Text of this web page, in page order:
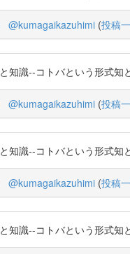
@kumagaikazuhimi (投稿
知識--コトバという形式
@kumagaikazuhimi (投稿
知識--コトバという形式
@kumagaikazuhimi (投稿
知識--コトバという形式